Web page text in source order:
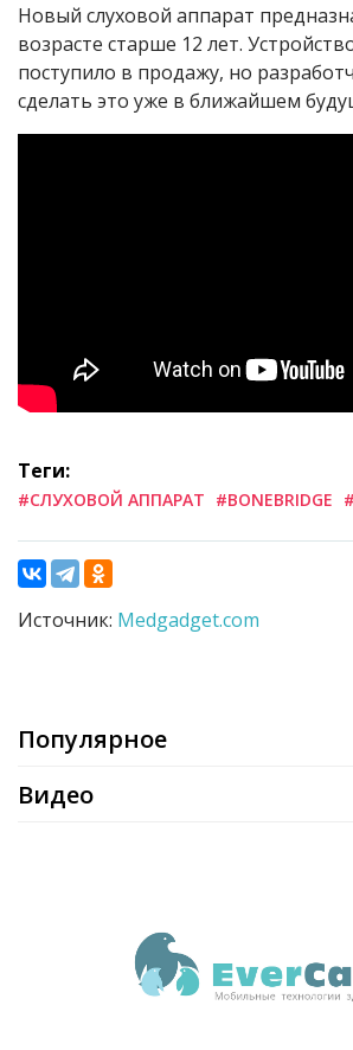
Новый слуховой аппарат
возрасте старше 12 лет.
поступило в продажу, но
сделать это уже в ближайшем
Теги:
#СЛУХОВОЙ АППАРАТ #BONEBRIDGE
Источник: Medgadget.com
Популярное
Видео